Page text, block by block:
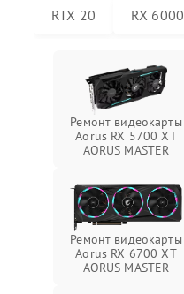
RTX 20 RX 6000
Ремонт видеокарты
Aorus RX 5700 XT
AORUS MASTER
Ремонт видеокарты
Aorus RX 6700 XT
AORUS MASTER